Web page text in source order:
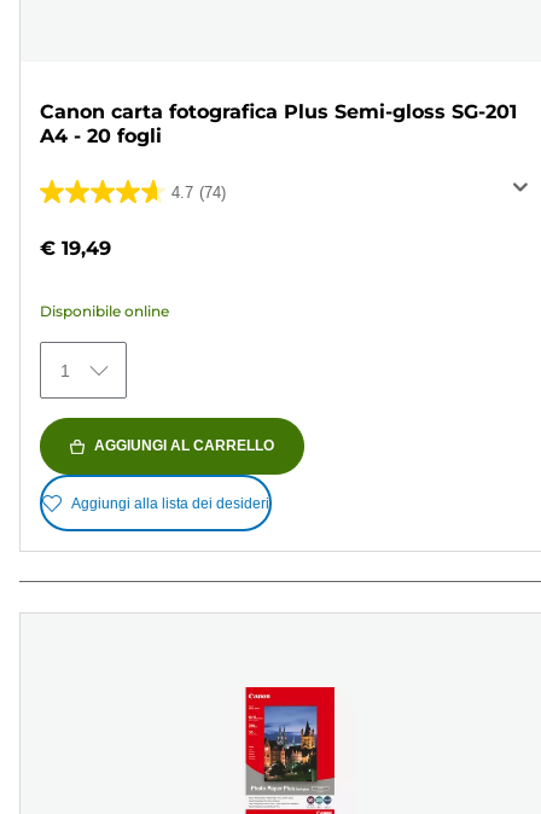
Canon carta fotografica Plus Semi-gloss SG-201
A4 - 20 fogli
4.7 (74)
4.7
5
74
recensioni
€ 19,49
Disponibile online
1
AGGIUNGI AL CARRELLO
Aggiungi alla lista dei desideri